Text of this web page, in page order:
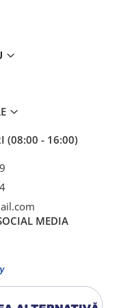
(08:00 - 16:00)
MEDIA